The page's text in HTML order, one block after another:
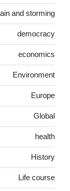
and storming
democracy
economics
Environment
Europe
Global
health
History
Life course